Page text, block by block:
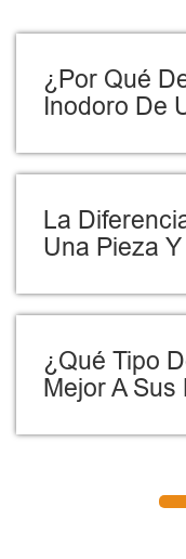
¿Por Qué
Inodoro De
La
Una Pieza
¿Qué Tipo
Mejor A